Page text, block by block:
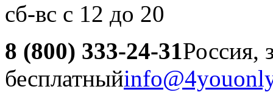
сб-вс с 12 до 20
8 (800) 333-24-31Россия,
бесплатный